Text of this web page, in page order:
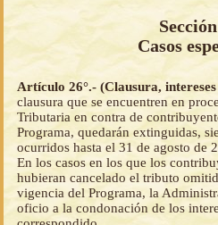
Casos
Artículo 26°.- (Clausura,
clausura que se encuentren en
Tributaria en contra de
Programa, quedarán extinguidas,
ocurridos hasta el 31 de agosto de
En los casos en los que los
hubieran cancelado el tributo
vigencia del Programa, la
oficio a la condonación de los